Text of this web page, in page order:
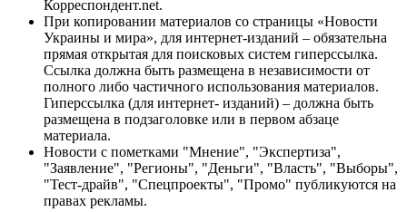
Корреспондент.net.
При копировании материалов со страницы «Новости
Украины и мира», для интернет-изданий – обязательна
прямая открытая для поисковых систем гиперссылка.
Ссылка должна быть размещена в независимости от
полного либо частичного использования материалов.
Гиперссылка (для интернет- изданий) – должна быть
размещена в подзаголовке или в первом абзаце
материала.
Новости с пометками "Мнение", "Экспертиза",
"Заявление", "Регионы", "Деньги", "Власть", "Выборы",
"Тест-драйв", "Спецпроекты", "Промо" публикуются на
правах рекламы.